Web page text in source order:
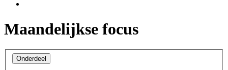
Maandelijkse focus
Onderdeel